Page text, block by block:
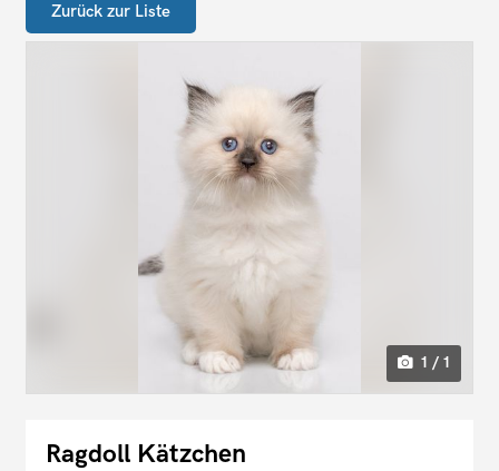
Zurück zur Liste
1 / 1
Ragdoll Kätzchen